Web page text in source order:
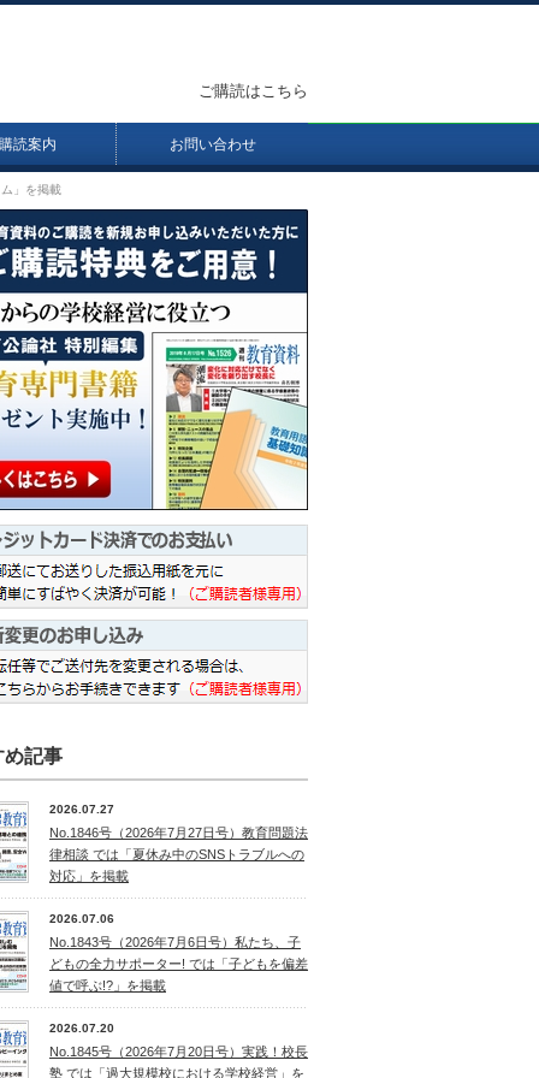
読案内 お問い合わせ
ご購読はこちら
」を掲載
め記事
2026.07.27
No.1846号（2026年7月27日号）教育問題法
律相談 では「夏休み中のSNSトラブルへの
対応」を掲載
2026.07.06
No.1843号（2026年7月6日号）私たち、子
どもの全力サポーター! では「子どもを偏差
値で呼ぶ!?」を掲載
2026.07.20
No.1845号（2026年7月20日号）実践！校長
塾 では「過大規模校における学校経営」を